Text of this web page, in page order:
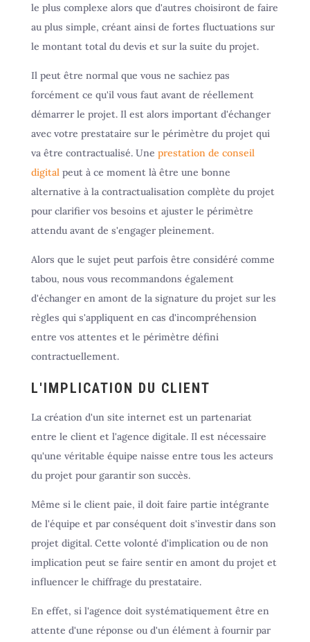
le plus complexe alors que d'autres choisiront de faire
au plus simple, créant ainsi de fortes fluctuations sur
le montant total du devis et sur la suite du projet.
Il peut être normal que vous ne sachiez pas
forcément ce qu'il vous faut avant de réellement
démarrer le projet. Il est alors important d'échanger
avec votre prestataire sur le périmètre du projet qui
va être contractualisé. Une prestation de conseil
digitalpeut à ce moment là être une bonne
alternative à la contractualisation complète du projet
pour clarifier vos besoins et ajuster le périmètre
attendu avant de s'engager pleinement.
Alors que le sujet peut parfois être considéré comme
tabou, nous vous recommandons également
d'échanger en amont de la signature du projet sur les
règles qui s'appliquent en cas d'incompréhension
entre vos attentes et le périmètre défini
contractuellement.
L'IMPLICATION DU CLIENT
La création d'un site internet est un partenariat
entre le client et l'agence digitale. Il est nécessaire
qu'une véritable équipe naisse entre tous les acteurs
du projet pour garantir son succès.
Même si le client paie, il doit faire partie intégrante
de l'équipe et par conséquent doit s'investir dans son
projet digital. Cette volonté d'implication ou de non
implication peut se faire sentir en amont du projet et
influencer le chiffrage du prestataire.
En effet, si l'agence doit systématiquement être en
attente d'une réponse ou d'un élément à fournir par